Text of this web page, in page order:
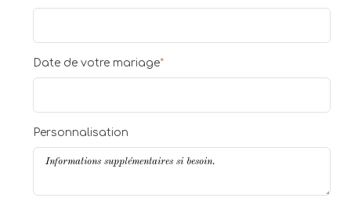
Date de votre mariage*
Personnalisation